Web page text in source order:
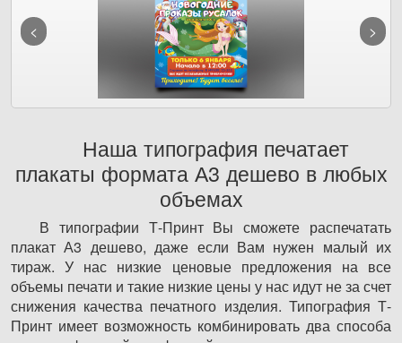
Наша типография печатает
плакаты формата А3 дешево в любых
объемах
В типографии Т-Принт Вы сможете распечатать
плакат А3 дешево, даже если Вам нужен малый их
тираж. У нас низкие ценовые предложения на все
объемы печати и такие низкие цены у нас идут не за счет
снижения качества печатного изделия. Типография Т-
Принт имеет возможность комбинировать два способа